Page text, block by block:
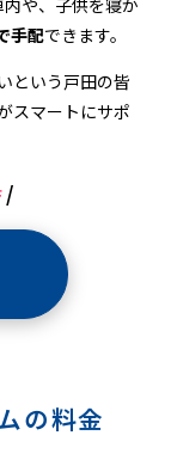
や、子供を寝か
手配できます。
という戸田の皆
スマートにサポ
/
の料金